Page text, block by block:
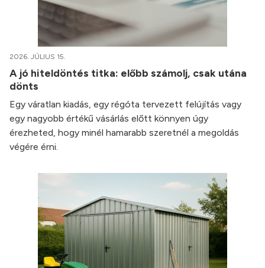
2026. JÚLIUS 15.
A jó hiteldöntés titka: előbb számolj, csak utána
dönts
Egy váratlan kiadás, egy régóta tervezett felújítás vagy
egy nagyobb értékű vásárlás előtt könnyen úgy
érezheted, hogy minél hamarabb szeretnél a megoldás
végére érni.